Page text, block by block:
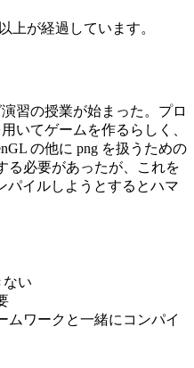
上が経過しています。
習の授業が始まった。プロ
いてゲームを作るらしく、
の他に png を扱うための
る必要があったが、これを
パイルしようとするとハマ
ない
ムワークと一緒にコンパイ